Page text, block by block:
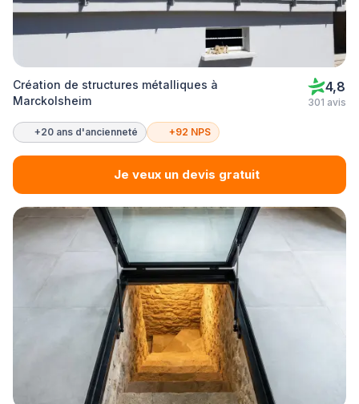
Création de structures métalliques à
Marckolsheim
4,8
301 avis
+20 ans d'ancienneté +92 NPS
Je veux un devis gratuit